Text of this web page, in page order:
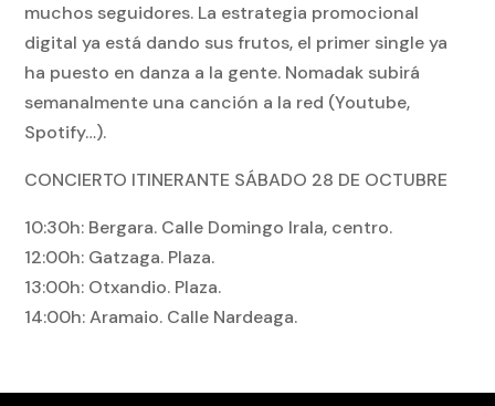
muchos seguidores. La estrategia promocional
digital ya está dando sus frutos, el primer single ya
ha puesto en danza a la gente. Nomadak subirá
semanalmente una canción a la red (Youtube,
Spotify…).
CONCIERTO ITINERANTE SÁBADO 28 DE OCTUBRE
10:30h: Bergara. Calle Domingo Irala, centro.
12:00h: Gatzaga. Plaza.
13:00h: Otxandio. Plaza.
14:00h: Aramaio. Calle Nardeaga.